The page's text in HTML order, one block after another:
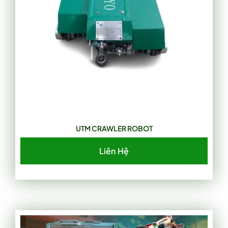
UTM CRAWLER ROBOT
Liên Hệ